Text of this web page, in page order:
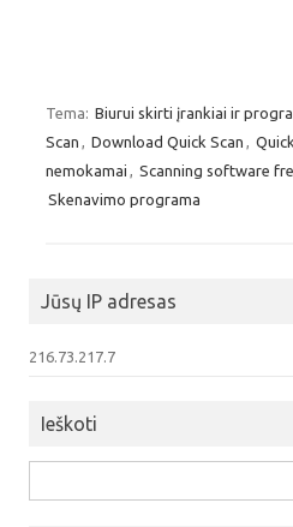
Tema: Biurui skirti įrankiai ir
Scan
Download Quick Scan
nemokamai
Scanning software
Skenavimo programa
Jūsų IP adresas
216.73.217.7
Ieškoti